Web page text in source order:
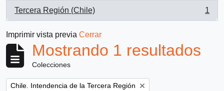
Tercera Región (Chile)
, 1 resultados
1
Imprimir vista previa Cerrar
Mostrando 1 resultados
Colecciones
Remove filter:
Chile. Intendencia de la Tercera Región